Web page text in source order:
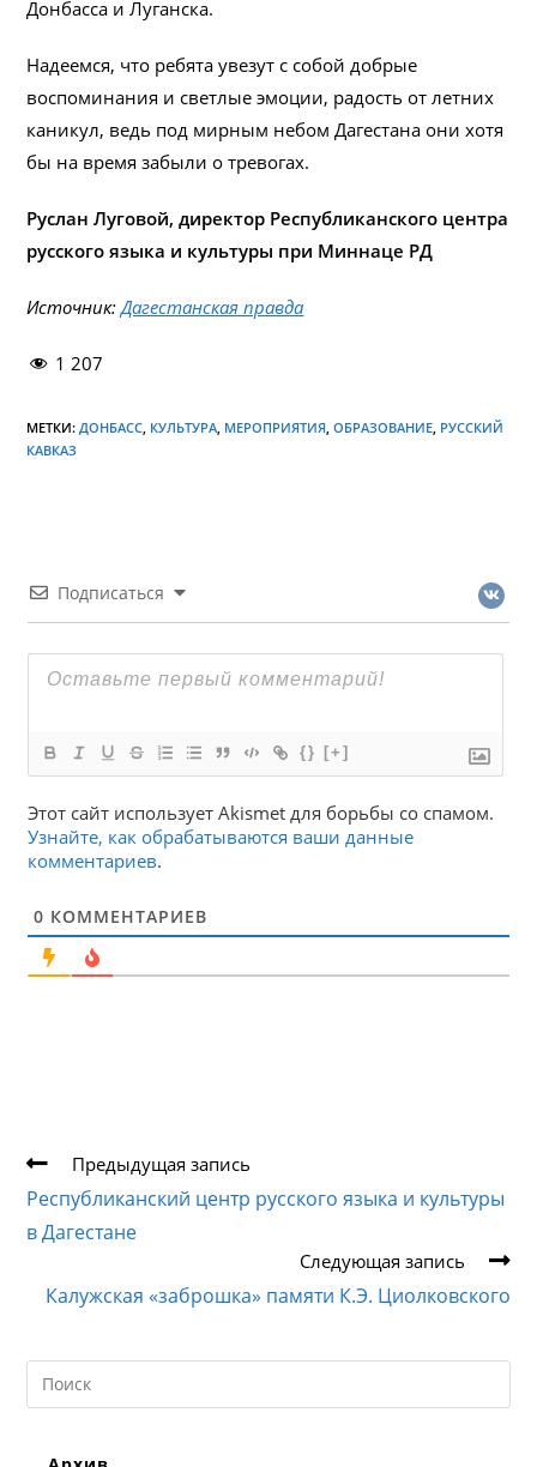
Донбасса и Луганска.
Надеемся, что ребята увезут с собой добрые
воспоминания и светлые эмоции, радость от летних
каникул, ведь под мирным небом Дагестана они хотя
бы на время забыли о тревогах.
Руслан Луговой, директор Республиканского центра
русского языка и культуры при Миннаце РД
Источник:Дагестанская правда
1 207
МЕТКИ:ДОНБАСС КУЛЬТУРА МЕРОПРИЯТИЯ ОБРАЗОВАНИЕ РУССКИЙ
КАВКАЗ
Подписаться
{} [+]
Этот сайт использует Akismet для борьбы со спамом.
Узнайте, как обрабатываются ваши данные
комментариев.
0 КОММЕНТАРИЕВ
Еще
статьи
Предыдущая запись
Республиканский центр русского языка и культуры
в Дагестане
Следующая запись
Калужская «заброшка» памяти К.Э. Циолковского
Search
this